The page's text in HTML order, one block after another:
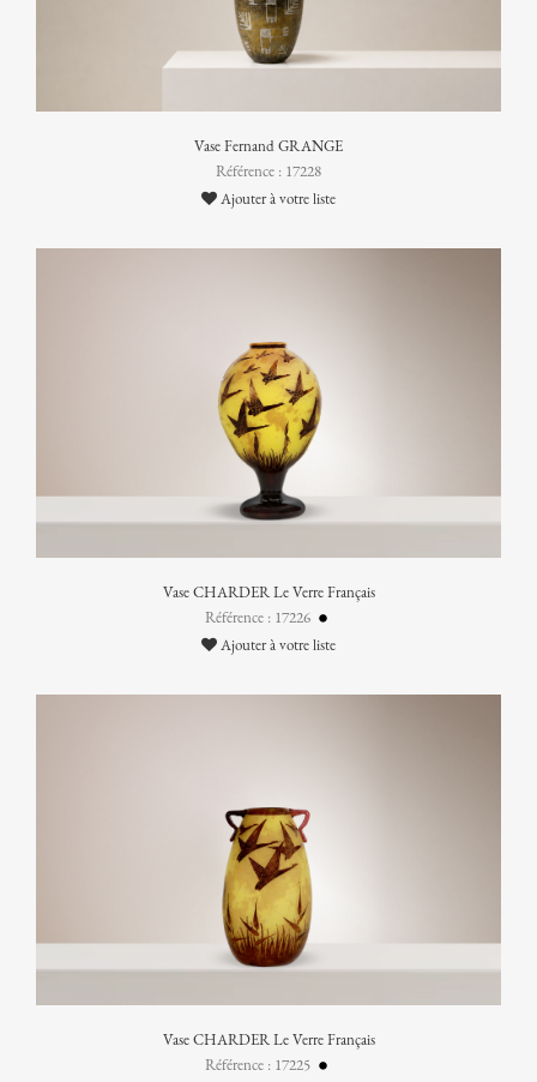
Vase Fernand GRANGE
Référence : 17228
Ajouter à votre liste
Vase CHARDER Le Verre Français
Référence : 17226
Ajouter à votre liste
Vase CHARDER Le Verre Français
Référence : 17225